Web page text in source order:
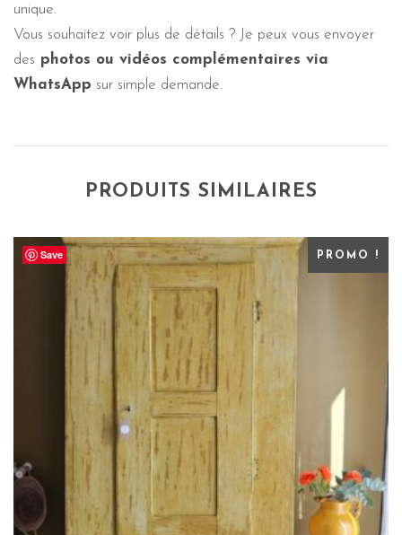
unique.
Vous souhaitez voir plus de détails ? Je peux vous envoyer
des photos ou vidéos complémentaires via
WhatsApp sur simple demande.
PRODUITS SIMILAIRES
Save PROMO !